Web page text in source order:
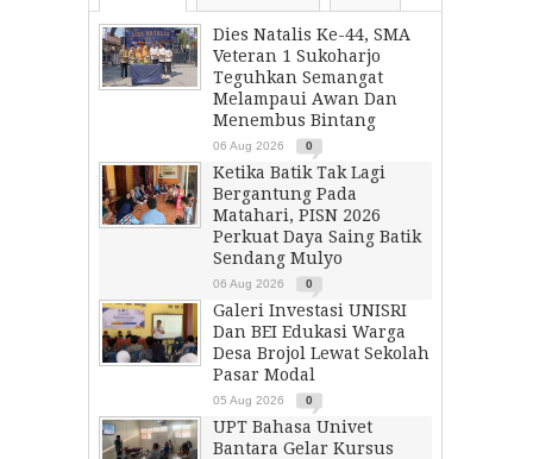
Dies Natalis Ke-44, SMA
Veteran 1 Sukoharjo
Teguhkan Semangat
Melampaui Awan Dan
Menembus Bintang
06 Aug 2026 0
Ketika Batik Tak Lagi
Bergantung Pada
Matahari, PISN 2026
Perkuat Daya Saing Batik
Sendang Mulyo
06 Aug 2026 0
Galeri Investasi UNISRI
Dan BEI Edukasi Warga
Desa Brojol Lewat Sekolah
Pasar Modal
05 Aug 2026 0
UPT Bahasa Univet
Bantara Gelar Kursus